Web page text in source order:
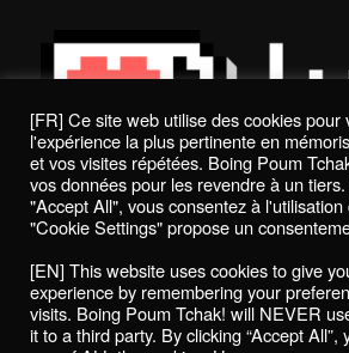
Politique de confidentialité / Privacy Policy
Boing Poum Tchak! - 2022
[FR] Ce site web utilise des cookies pour
l'expérience la plus pertinente en
et vos visites répétées. Boing Poum
vos données pour les revendre à un
"Accept All", vous consentez à
"Cookie Settings" propose un
[EN] This website uses cookies to give
experience by remembering your
visits. Boing Poum Tchak! will NEVER
it to a third party. By clicking “Accept All”,